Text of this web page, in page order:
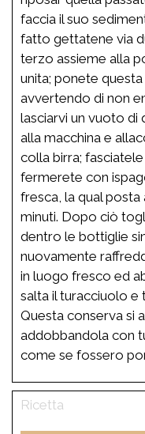
faccia il suo
fatto gettatene via
terzo assieme alla
unita; ponete
avvertendo di non
lasciarvi un vuoto di
alla macchina e
colla birra;
fermerete con
fresca, la qual
minuti. Dopo ciò
dentro le bottiglie
nuovamente
in luogo fresco ed
salta il turacciuolo e
Questa conserva si
addobbandola con
come se fossero